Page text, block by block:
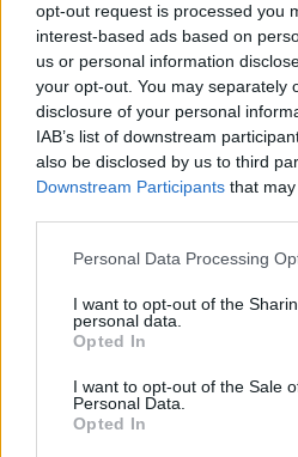
opt-out request is processed you
interest-based ads based on
us or personal information
your opt-out. You may separately
disclosure of your personal
IAB’s list of downstream
also be disclosed by us to third
Downstream Participants that
Personal Data Processing
I want to opt-out of the
personal data.
Opted In
I want to opt-out of the Sale
Personal Data.
Opted In